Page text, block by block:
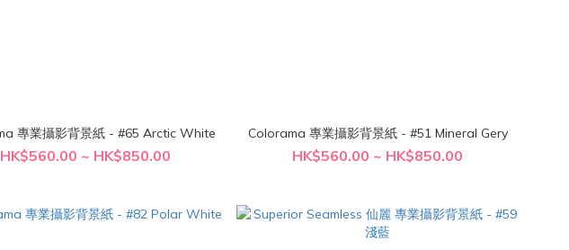
Colorama 專業攝影背景紙 - #65 Arctic White
HK$560.00 ~ HK$850.00
Colorama 專業攝影背景紙 - #51 Mineral Gery
HK$560.00 ~ HK$850.00